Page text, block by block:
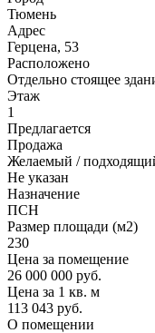
Тюмень
Адрес
Герцена, 53
Расположено
Отдельно стоящее
Этаж
1
Предлагается
Продажа
Желаемый /
Не указан
Назначение
ПСН
Размер площади (м2)
230
Цена за помещение
26 000 000 руб.
Цена за 1 кв. м
113 043 руб.
О помещении